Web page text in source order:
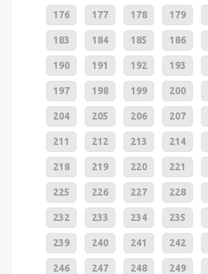
176 177 178 179
183 184 185 186
190 191 192 193
197 198 199 200
204 205 206 207
211 212 213 214
218 219 220 221
225 226 227 228
232 233 234 235
239 240 241 242
246 247 248 249